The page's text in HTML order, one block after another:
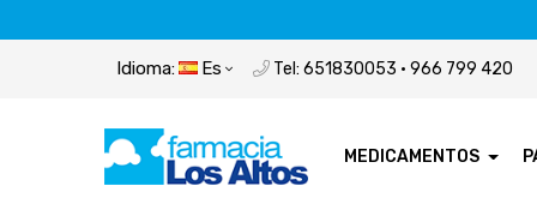
Idioma: Es Tel: 651830053 · 966 799 420
MEDICAMENTOS